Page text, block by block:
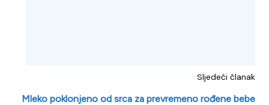
Sljedeći članak
Mleko poklonjeno od srca za prevremeno rođene bebe